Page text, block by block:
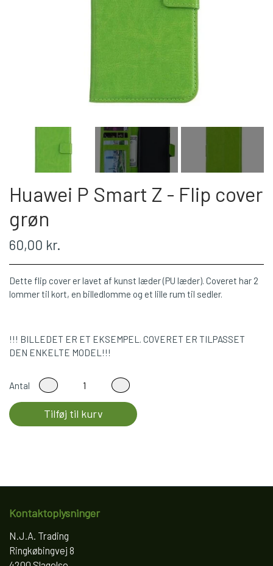
Huawei P Smart Z - Flip cover
grøn
60,00 kr.
Dette flip cover er lavet af kunst læder (PU læder). Coveret har 2
lommer til kort, en billedlomme og et lille rum til sedler.
!!! BILLEDET ER ET EKSEMPEL. COVERET ER TILPASSET
DEN ENKELTE MODEL!!!
Antal
Tilføj til kurv
Kontaktoplysninger
N.J.A. Trading
Ringkøbingvej 8